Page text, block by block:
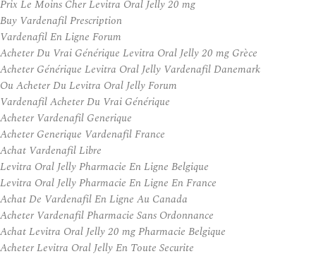
Prix Le Moins Cher Levitra Oral Jelly 20 mg
Buy Vardenafil Prescription
Vardenafil En Ligne Forum
Acheter Du Vrai Générique Levitra Oral Jelly 20 mg Grèce
Acheter Générique Levitra Oral Jelly Vardenafil Danemark
Ou Acheter Du Levitra Oral Jelly Forum
Vardenafil Acheter Du Vrai Générique
Acheter Vardenafil Generique
Acheter Generique Vardenafil France
Achat Vardenafil Libre
Levitra Oral Jelly Pharmacie En Ligne Belgique
Levitra Oral Jelly Pharmacie En Ligne En France
Achat De Vardenafil En Ligne Au Canada
Acheter Vardenafil Pharmacie Sans Ordonnance
Achat Levitra Oral Jelly 20 mg Pharmacie Belgique
Acheter Levitra Oral Jelly En Toute Securite